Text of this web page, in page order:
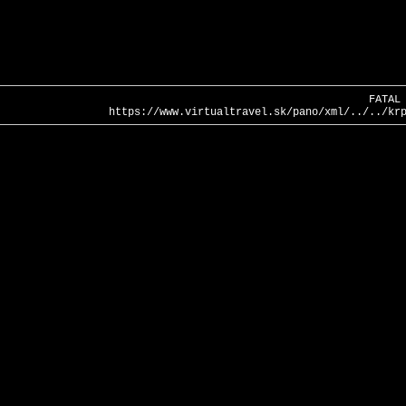
FATAL
https://www.virtualtravel.sk/pano/xml/../../